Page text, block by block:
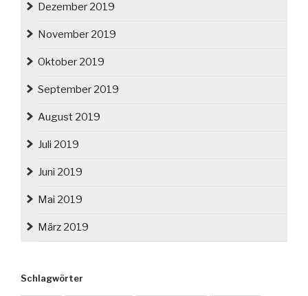
Dezember 2019
November 2019
Oktober 2019
September 2019
August 2019
Juli 2019
Juni 2019
Mai 2019
März 2019
Schlagwörter